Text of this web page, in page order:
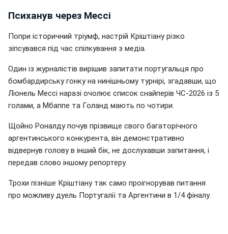
Психанув через Мессі
Попри історичний тріумф, настрій Кріштіану різко
зіпсувався під час спілкування з медіа.
Один із журналістів вирішив запитати португальця про
бомбардирську гонку на нинішньому турнірі, згадавши, що
Ліонель Мессі наразі очолює список снайперів ЧС-2026 із 5
голами, а Мбаппе та Голанд мають по чотири.
Щойно Роналду почув прізвище свого багаторічного
аргентинського конкурента, він демонстративно
відвернув голову в інший бік, не дослухавши запитання, і
передав слово іншому репортеру.
Трохи пізніше Кріштіану так само проігнорував питання
про можливу дуель Португалії та Аргентини в 1/4 фіналу.